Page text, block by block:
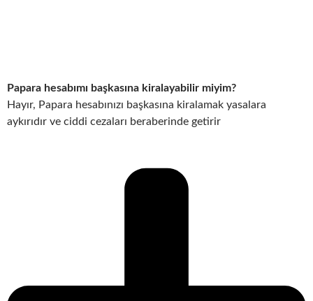
Papara hesabımı başkasına kiralayabilir miyim?
Hayır, Papara hesabınızı başkasına kiralamak yasalara
aykırıdır ve ciddi cezaları beraberinde getirir